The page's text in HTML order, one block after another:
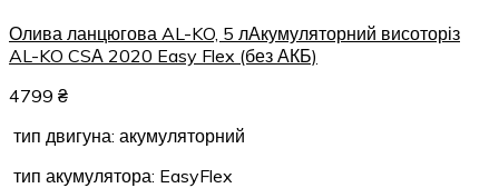
Олива ланцюгова AL-KO, 5 лАкумуляторний висоторіз
AL-KO CSА 2020 Easy Flex (без АКБ)
4799 ₴
тип двигуна: акумуляторний
тип акумулятора: EasyFlex